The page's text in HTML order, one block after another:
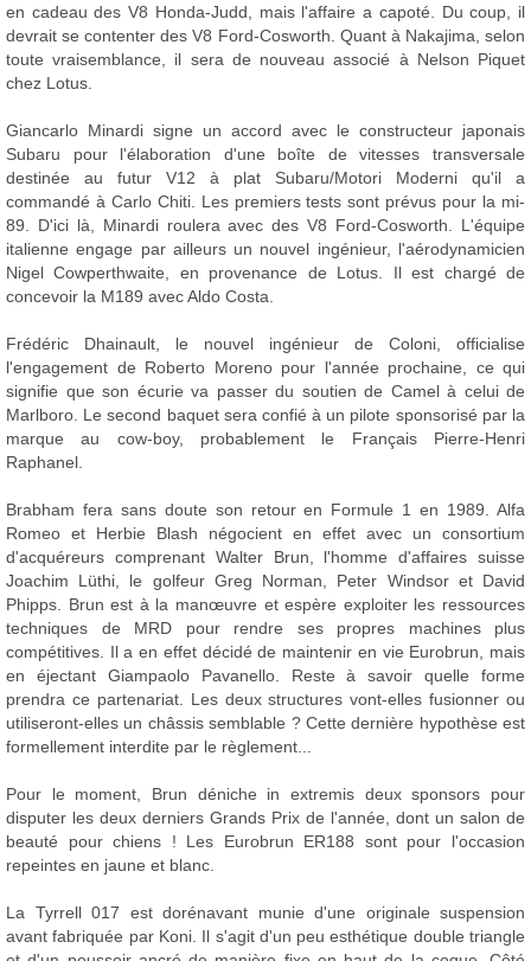
en cadeau des V8 Honda-Judd, mais l'affaire a capoté. Du coup, il
devrait se contenter des V8 Ford-Cosworth. Quant à Nakajima, selon
toute vraisemblance, il sera de nouveau associé à Nelson Piquet
chez Lotus.
Giancarlo Minardi signe un accord avec le constructeur japonais
Subaru pour l'élaboration d'une boîte de vitesses transversale
destinée au futur V12 à plat Subaru/Motori Moderni qu'il a
commandé à Carlo Chiti. Les premiers tests sont prévus pour la mi-
89. D'ici là, Minardi roulera avec des V8 Ford-Cosworth. L'équipe
italienne engage par ailleurs un nouvel ingénieur, l'aérodynamicien
Nigel Cowperthwaite, en provenance de Lotus. Il est chargé de
concevoir la M189 avec Aldo Costa.
Frédéric Dhainault, le nouvel ingénieur de Coloni, officialise
l'engagement de Roberto Moreno pour l'année prochaine, ce qui
signifie que son écurie va passer du soutien de Camel à celui de
Marlboro. Le second baquet sera confié à un pilote sponsorisé par la
marque au cow-boy, probablement le Français Pierre-Henri
Raphanel.
Brabham fera sans doute son retour en Formule 1 en 1989. Alfa
Romeo et Herbie Blash négocient en effet avec un consortium
d'acquéreurs comprenant Walter Brun, l'homme d'affaires suisse
Joachim Lüthi, le golfeur Greg Norman, Peter Windsor et David
Phipps. Brun est à la manœuvre et espère exploiter les ressources
techniques de MRD pour rendre ses propres machines plus
compétitives. Il a en effet décidé de maintenir en vie Eurobrun, mais
en éjectant Giampaolo Pavanello. Reste à savoir quelle forme
prendra ce partenariat. Les deux structures vont-elles fusionner ou
utiliseront-elles un châssis semblable ? Cette dernière hypothèse est
formellement interdite par le règlement...
Pour le moment, Brun déniche in extremis deux sponsors pour
disputer les deux derniers Grands Prix de l'année, dont un salon de
beauté pour chiens ! Les Eurobrun ER188 sont pour l'occasion
repeintes en jaune et blanc.
La Tyrrell 017 est dorénavant munie d'une originale suspension
avant fabriquée par Koni. Il s'agit d'un peu esthétique double triangle